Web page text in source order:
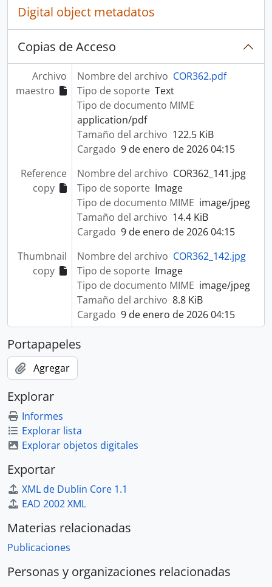
Digital object metadatos
Copias de Acceso
Archivo
maestro
Nombre del archivo COR362.pdf
Tipo de soporte Text
Tipo de documento MIME
application/pdf
Tamaño del archivo 122.5 KiB
Cargado 9 de enero de 2026 04:15
Reference
copy
Nombre del archivo COR362_141.jpg
Tipo de soporte Image
Tipo de documento MIME image/jpeg
Tamaño del archivo 14.4 KiB
Cargado 9 de enero de 2026 04:15
Thumbnail
copy
Nombre del archivo COR362_142.jpg
Tipo de soporte Image
Tipo de documento MIME image/jpeg
Tamaño del archivo 8.8 KiB
Cargado 9 de enero de 2026 04:15
Portapapeles
Agregar
Explorar
Informes
Explorar lista
Explorar objetos digitales
Exportar
XML de Dublin Core 1.1
EAD 2002 XML
Materias relacionadas
Publicaciones
Personas y organizaciones relacionadas